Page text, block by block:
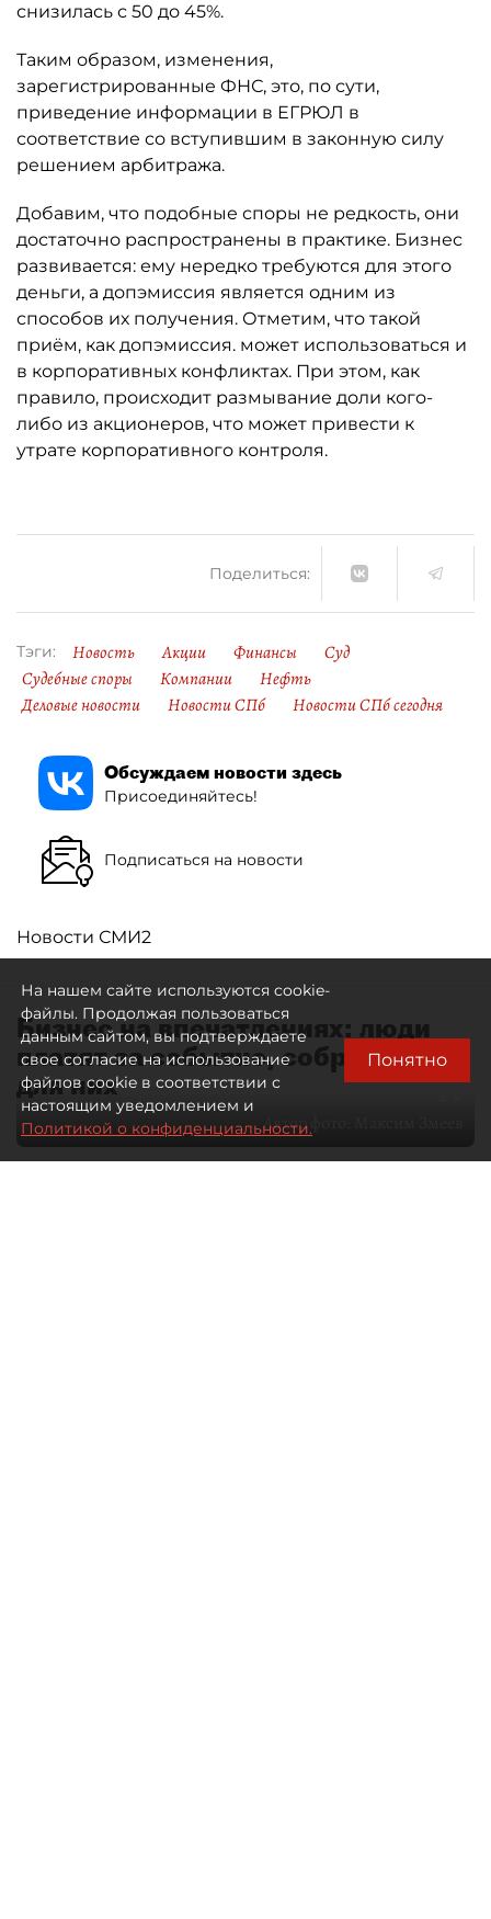
снизилась с 50 до 45%.
Таким образом, изменения,
зарегистрированные ФНС, это, по сути,
приведение информации в ЕГРЮЛ в
соответствие со вступившим в законную силу
решением арбитража.
Добавим, что подобные споры не редкость, они
достаточно распространены в практике. Бизнес
развивается: ему нередко требуются для этого
деньги, а допэмиссия является одним из
способов их получения. Отметим, что такой
приём, как допэмиссия. может использоваться и
в корпоративных конфликтах. При этом, как
правило, происходит размывание доли кого-
либо из акционеров, что может привести к
утрате корпоративного контроля.
Поделиться:
Тэги: Новость Акции Финансы
Суд
Судебные споры
Компании
Нефть
Деловые новости
Новости СПб Новости СПб сегодня
Обсуждаем новости здесь
Присоединяйтесь!
Подписаться на новости
Новости СМИ2
Бизнес на впечатлениях: люди
платят за событие, собранное
для них
Автор фото:
На нашем сайте используются cookie-
файлы. Продолжая пользоваться
данным сайтом, вы подтверждаете
свое согласие на использование
файлов cookie в соответствии с
настоящим уведомлением и
Политикой о конфиденциальности.
Понятно